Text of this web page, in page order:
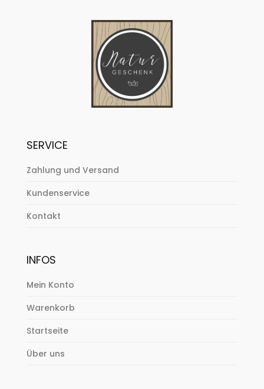
SERVICE
Zahlung und Versand
Kundenservice
Kontakt
INFOS
Mein Konto
Warenkorb
Startseite
Über uns